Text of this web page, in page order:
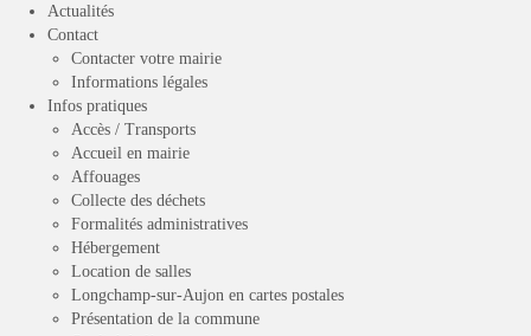
Actualités
Contact
Contacter votre mairie
Informations légales
Infos pratiques
Accès / Transports
Accueil en mairie
Affouages
Collecte des déchets
Formalités administratives
Hébergement
Location de salles
Longchamp-sur-Aujon en cartes postales
Présentation de la commune